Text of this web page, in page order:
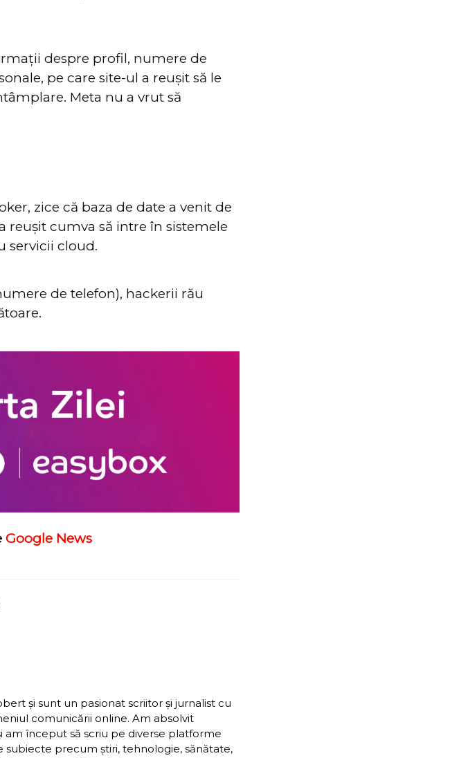
despre profil, numere de
pe care site-ul a reușit să le
Meta nu a vrut să
zice că baza de date a venit de
reușit cumva să intre în sistemele
servicii cloud.
de telefon), hackerii rău
Google News
și sunt un pasionat scriitor și jurnalist cu
comunicării online. Am absolvit
am început să scriu pe diverse platforme
subiecte precum știri, tehnologie, sănătate,